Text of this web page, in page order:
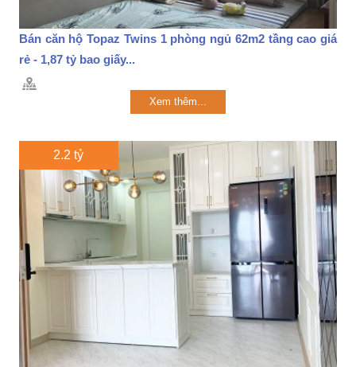
Bán căn hộ Topaz Twins 1 phòng ngủ 62m2 tầng cao giá
rẻ - 1,87 tỷ bao giấy...
Xem thêm...
2.2 tỷ